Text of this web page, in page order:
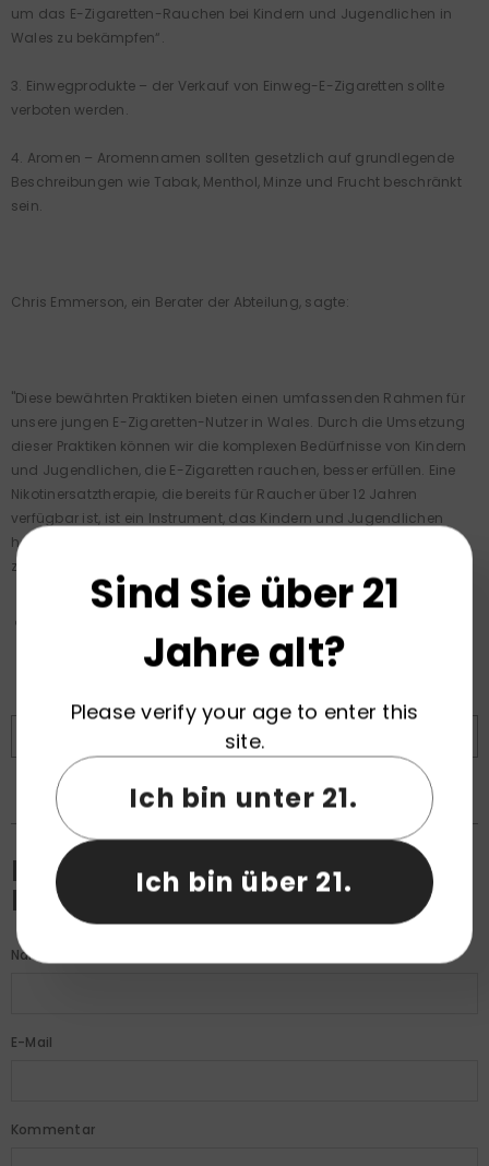
um das E-Zigaretten-Rauchen bei Kindern und Jugendlichen in
Wales zu bekämpfen“.
3. Einwegprodukte – der Verkauf von Einweg-E-Zigaretten sollte
verboten werden.
4. Aromen – Aromennamen sollten gesetzlich auf grundlegende
Beschreibungen wie Tabak, Menthol, Minze und Frucht beschränkt
sein.
Chris Emmerson, ein Berater der Abteilung, sagte:
"Diese bewährten Praktiken bieten einen umfassenden Rahmen für
unsere jungen E-Zigaretten-Nutzer in Wales. Durch die Umsetzung
dieser Praktiken können wir die komplexen Bedürfnisse von Kindern
und Jugendlichen, die E-Zigaretten rauchen, besser erfüllen. Eine
Nikotinersatztherapie, die bereits für Raucher über 12 Jahren
verfügbar ist, ist ein Instrument, das Kindern und Jugendlichen
helfen kann, ihre E-Zigaretten-Abhängigkeit zu überwinden, und
zwar in Verbindung mit anderen Unterstützungsmechanismen."
Hinterlassen Sie Einen
Kommentar
Name
E-Mail
Kommentar
Sind Sie über 21
Jahre alt?
Please verify your age to enter this
site.
Ich bin unter 21.
Ich bin über 21.